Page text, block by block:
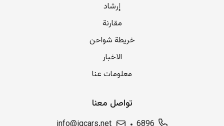
إرشاد
مقارنة
خريطة شواحن
الاخبار
معلومات عنا
تواصل معنا